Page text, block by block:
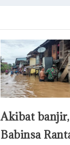
Akibat banjir,
Babinsa